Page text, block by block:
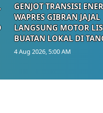
GENJOT TRANSISI
WAPRES GIBRAN JAJAL
LANGSUNG MOTOR
BUATAN LOKAL DI
4 Aug 2026, 5:00 AM